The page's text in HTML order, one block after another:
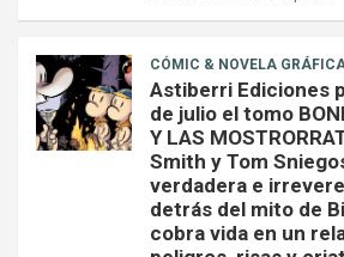
CÓMIC & NOVELA
Astiberri Ediciones
de julio el tomo
Y LAS
Smith y Tom
verdadera e
detrás del mito de
cobra vida en un